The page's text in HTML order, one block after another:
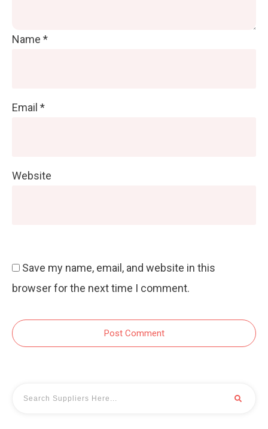
Name *
Email *
Website
Save my name, email, and website in this
browser for the next time I comment.
Post Comment